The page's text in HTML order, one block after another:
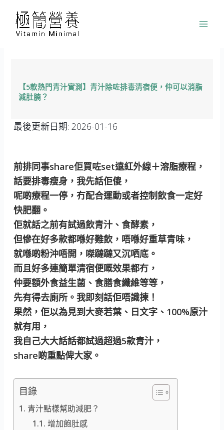
【5款熱門青汁實測】青汁除咗排毒清宿便，仲可以消脂
減肚腩？
最後更新日期: 2026-01-16
前排同事share佢買咗set遠紅外線＋溶脂療程，
話要排毒瘦身，我先話佢傻，
呢啲療程一停，冇配合運動或者控制飲食一定好
快肥翻。
佢就話之前有試過飲青汁、食酵素，
但慘在好多款都喺好難飲，唔喺好重草青味，
就喺啲粉沖唔開，𠹳躂躂又沉哂底。
而且好多連簡單清宿便嘅效果都冇，
仲要額外食益生菌、食膳食纖維等等，
先有得去廁所。我即刻話佢唔識揀！
果然，佢以為見到大麥若葉、日文字、100%原汁
就有用，
我自己大大話話都試過超過5款青汁，
share啲重點俾大家。
目錄
青汁點樣幫助減肥？
增加飽肚感